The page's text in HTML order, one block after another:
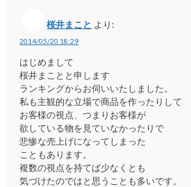
桜井まこと より:
2014/05/20 18:29
はじめまして
桜井まことと申します
ランキングからお伺いいたしました。
私も主観的な立場で商品を作ったりして
お客様の視点、つまりお客様が
欲している物を見ていなかったりで
悲惨な売上げになってしまった
こともあります。
複数の視点を持てば少なくとも
気づけたのではと思うことも多いです。